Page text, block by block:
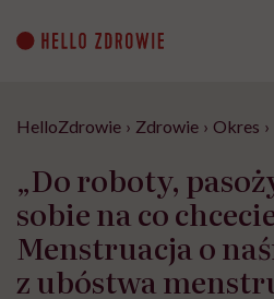
content
HelloZdrowie › Zdrowie › Okres ›
„Do roboty,
sobie na co
Menstruacja o
z ubóstwa